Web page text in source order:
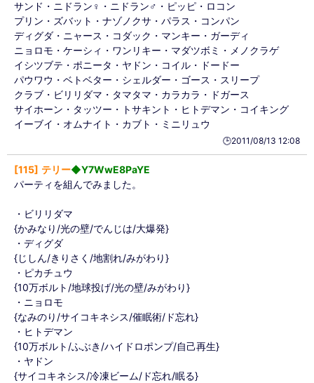
サンド・ニドラン♀・ニドラン♂・ピッピ・ロコン
プリン・ズバット・ナゾノクサ・パラス・コンパン
ディグダ・ニャース・コダック・マンキー・ガーディ
ニョロモ・ケーシィ・ワンリキー・マダツボミ・メノクラゲ
イシツブテ・ポニータ・ヤドン・コイル・ドードー
パウワウ・ベトベター・シェルダー・ゴース・スリープ
クラブ・ビリリダマ・タマタマ・カラカラ・ドガース
サイホーン・タッツー・トサキント・ヒトデマン・コイキング
イーブイ・オムナイト・カブト・ミニリュウ
🕒️2011/08/13 12:08
115 テリー◆Y7WwE8PaYE
パーティを組んでみました。
・ビリリダマ
{かみなり/光の壁/でんじは/大爆発}
・ディグダ
{じしん/きりさく/地割れ/みがわり}
・ピカチュウ
{10万ボルト/地球投げ/光の壁/みがわり}
・ニョロモ
{なみのり/サイコキネシス/催眠術/ド忘れ}
・ヒトデマン
{10万ボルト/ふぶき/ハイドロポンプ/自己再生}
・ヤドン
{サイコキネシス/冷凍ビーム/ド忘れ/眠る}